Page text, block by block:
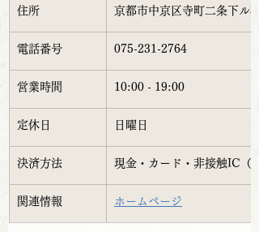
住所 京都市中京区寺町二条下ル
電話番号 075-231-2764
営業時間 10:00 - 19:00
定休日 日曜日
決済方法 現金・カード・非接触IC（
関連情報 ホームページ